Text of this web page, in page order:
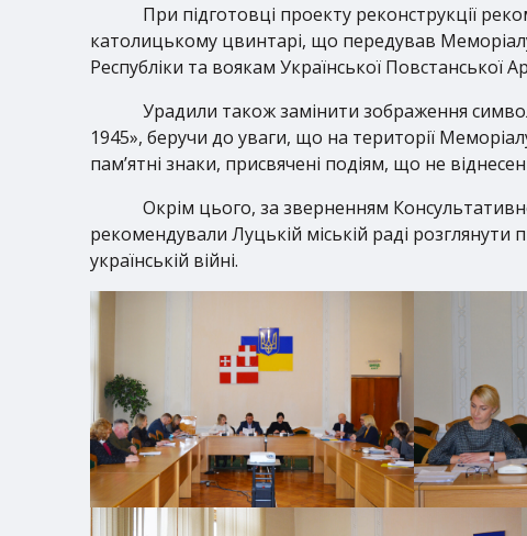
При підготовці проекту реконструкції
католицькому цвинтарі, що передував
Республіки та воякам Української Повстанської
Урадили також замінити зображення
1945», беручи до уваги, що на території
пам’ятні знаки, присвячені подіям, що не
Окрім цього, за зверненням
рекомендували Луцькій міській раді
українській війні.